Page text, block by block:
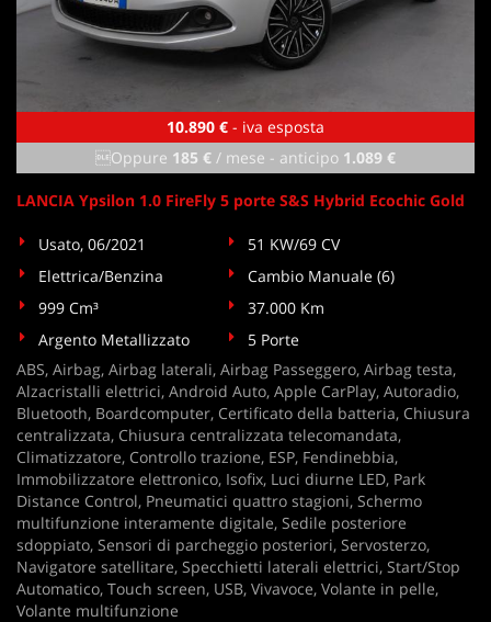
10.890 € - iva esposta
Oppure 185 € / mese - anticipo 1.089 €
LANCIA Ypsilon 1.0 FireFly 5 porte S&S Hybrid Ecochic Gold
Usato, 06/2021
51 KW/69 CV
Elettrica/Benzina
Cambio Manuale (6)
999 Cm³
37.000 Km
Argento Metallizzato
5 Porte
ABS, Airbag, Airbag laterali, Airbag Passeggero, Airbag testa,
Alzacristalli elettrici, Android Auto, Apple CarPlay, Autoradio,
Bluetooth, Boardcomputer, Certificato della batteria, Chiusura
centralizzata, Chiusura centralizzata telecomandata,
Climatizzatore, Controllo trazione, ESP, Fendinebbia,
Immobilizzatore elettronico, Isofix, Luci diurne LED, Park
Distance Control, Pneumatici quattro stagioni, Schermo
multifunzione interamente digitale, Sedile posteriore
sdoppiato, Sensori di parcheggio posteriori, Servosterzo,
Navigatore satellitare, Specchietti laterali elettrici, Start/Stop
Automatico, Touch screen, USB, Vivavoce, Volante in pelle,
Volante multifunzione